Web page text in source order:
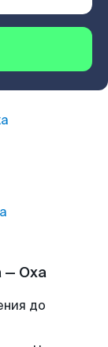
— Оха
до